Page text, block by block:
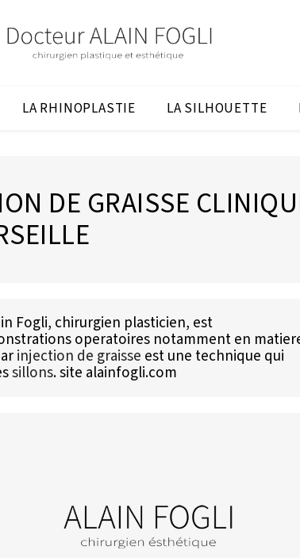
LA RHINOPLASTIE LA SILHOUETTE
DE GRAISSE
Fogli, chirurgien plasticien, est
operatoires notamment en
injection de graisse est une technique qui
sillons. site alainfogli.com